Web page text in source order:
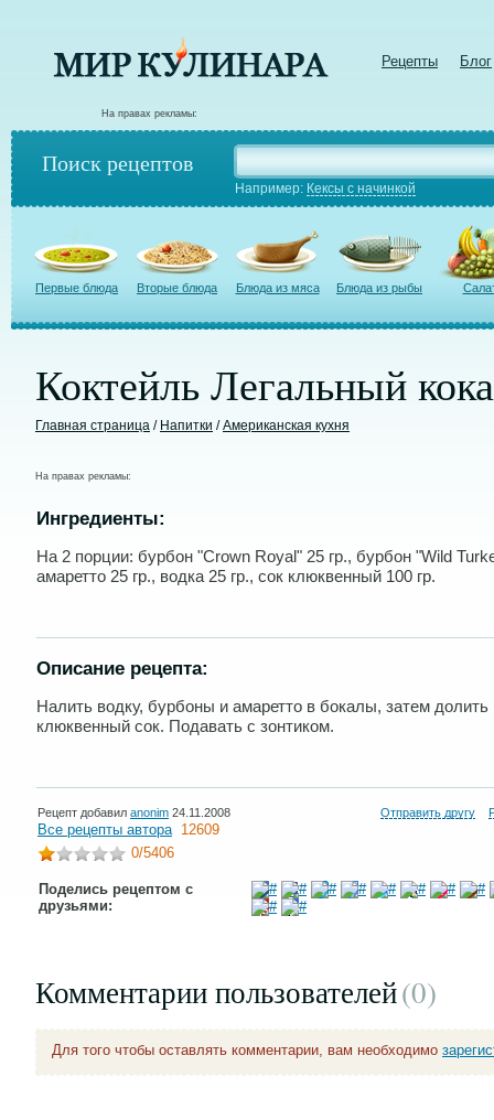
Рецепты Блог
На правах рекламы:
Поиск рецептов
Например: Кексы с начинкой
Первые блюда Вторые блюда Блюда из мяса Блюда из рыбы
Коктейль Легальный
Главная страница / Напитки /Американская кухня
На правах рекламы:
Ингредиенты:
На 2 порции: бурбон "Crown Royal" 25 гр., бурбон "Wild
амаретто 25 гр., водка 25 гр., сок клюквенный 100 гр.
Описание рецепта:
Налить водку, бурбоны и амаретто в бокалы, затем долить
клюквенный сок. Подавать с зонтиком.
Рецепт добавил anonim 24.11.2008 Отправить другу
Все рецепты автора 12609
0/5406
Поделись рецептом с
друзьями:
Комментарии пользователей(0)
Для того чтобы оставлять комментарии, вам необходимо